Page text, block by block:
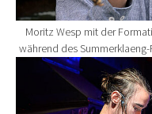
Moritz Wesp mit der
während des
Show larger version for: